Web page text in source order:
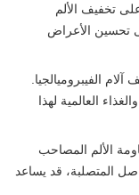
تخفيف الألم
تحسين الأعراض
الفيبروميالجيا.
العالمية لهذا
الألم المصاحب
المتصلبة، قد يساعد